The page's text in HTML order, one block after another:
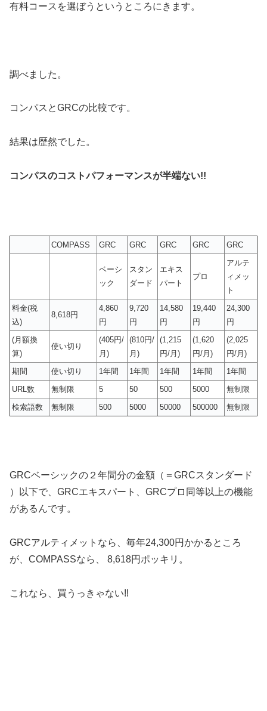
有料コースを選ぼうというところにきます。
調べました。
コンパスとGRCの比較です。
結果は歴然でした。
コンパスのコストパフォーマンスが半端ない!!
COMPASS GRC GRC GRC GRC GRC
ベーシ
ック
スタン
ダード
エキス
パート
プロ
アルテ
ィメッ
ト
料金(税
込)
8,618円
4,860
円
9,720
円
14,580
円
19,440
円
24,300
円
(月額換
算)
使い切り
(405円/
月)
(810円/
月)
(1,215
円/月)
(1,620
円/月)
(2,025
円/月)
期間
使い切り 1年間 1年間 1年間 1年間
1年間
URL数
無制限 5 50 500 5000
無制限
検索語数
無制限 500 5000 50000 500000 無制限
GRCベーシックの２年間分の金額（＝GRCスタンダード
）以下で、GRCエキスパート、GRCプロ同等以上の機能
があるんです。
GRCアルティメットなら、毎年24,300円かかるところ
が、COMPASSなら、 8,618円ポッキリ。
これなら、買うっきゃない‼